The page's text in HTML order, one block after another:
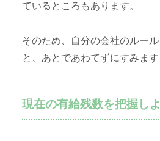
ているところもあります。
そのため、自分の会社のルー
と、あとであわてずにすみます
現在の有給残数を把握し